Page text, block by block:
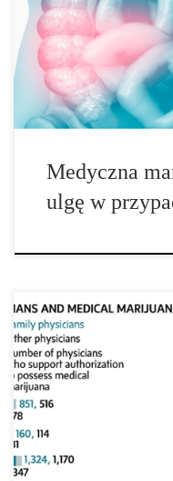
większość pacjentów z
jest ona „bardzo
choroby, w tym bólu
przeprowadzono przy
Medyczna
ulgę w
Pacjenci, którzy nadal
starego programu MMAR
zniszczyć swoje uprawy do
ewentualną represją.
nie zastosują się do
dotyczących marihuany
Departament ujawnił